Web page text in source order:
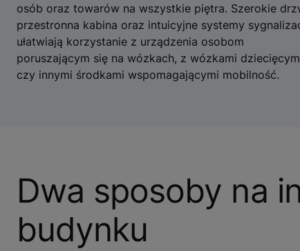
osób oraz towarów na wszystkie piętra. Szerokie
przestronna kabina oraz intuicyjne systemy
ułatwiają korzystanie z urządzenia osobom
poruszającym się na wózkach, z wózkami
czy innymi środkami wspomagającymi mobilność.
Dwa sposoby na
budynku